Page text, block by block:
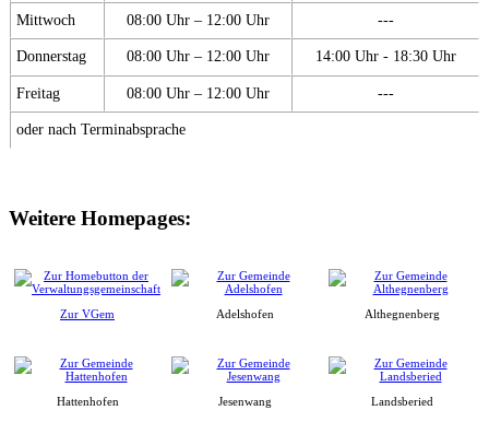
Mittwoch 08:00 Uhr – 12:00 Uhr ---
Donnerstag 08:00 Uhr – 12:00 Uhr 14:00 Uhr - 18:30 Uhr
Freitag 08:00 Uhr – 12:00 Uhr ---
oder nach Terminabsprache
Weitere Homepages:
Zur VGem Adelshofen Althegnenberg
Hattenhofen Jesenwang Landsberied